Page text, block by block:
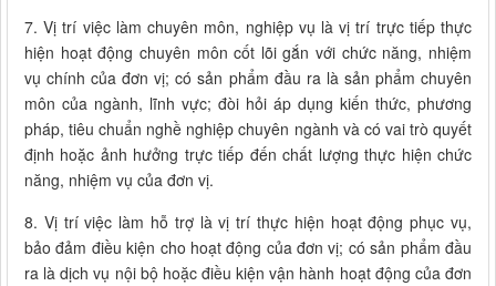
7. Vị trí việc làm chuyên môn, nghiệp vụ là vị trí trực tiếp thực
hiện hoạt động chuyên môn cốt lõi gắn với chức năng, nhiệm
vụ chính của đơn vị; có sản phẩm đầu ra là sản phẩm chuyên
môn của ngành, lĩnh vực; đòi hỏi áp dụng kiến thức, phương
pháp, tiêu chuẩn nghề nghiệp chuyên ngành và có vai trò quyết
định hoặc ảnh hưởng trực tiếp đến chất lượng thực hiện chức
năng, nhiệm vụ của đơn vị.
8. Vị trí việc làm hỗ trợ là vị trí thực hiện hoạt động phục vụ,
bảo đảm điều kiện cho hoạt động của đơn vị; có sản phẩm đầu
ra là dịch vụ nội bộ hoặc điều kiện vận hành hoạt động của đơn